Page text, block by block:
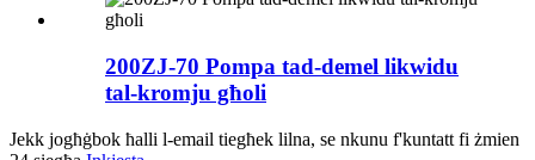
200ZJ-70 Pompa tad-demel likwidu
tal-kromju għoli
Jekk jogħġbok ħalli l-email tiegħek lilna, se nkunu f'kuntatt fi żmien